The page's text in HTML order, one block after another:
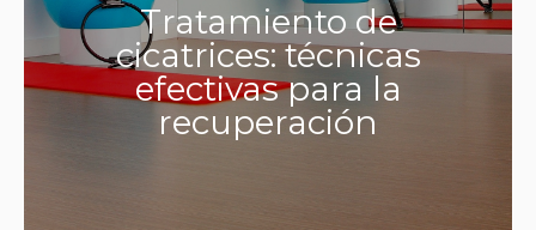
Tratamiento de
cicatrices: técnicas
efectivas para la
recuperación